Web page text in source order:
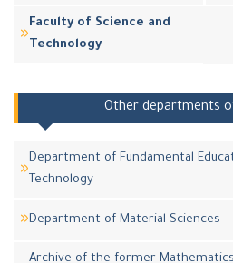
Faculty of Science and
Technology
Other departments
Department of Fundamental
Technology
Department of Material Sciences
Archive of the former